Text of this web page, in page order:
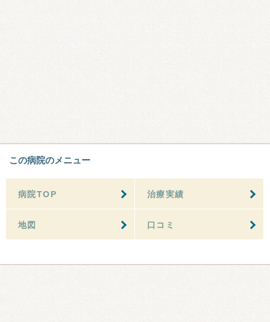
この病院のメニュー
病院TOP 治療実績
地図 口コミ